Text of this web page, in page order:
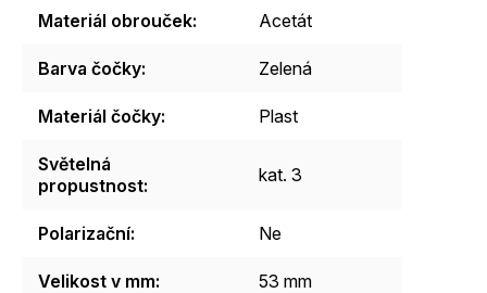
Materiál obrouček: Acetát
Barva čočky: Zelená
Materiál čočky: Plast
Světelná
propustnost: kat. 3
Polarizační: Ne
Velikost v mm: 53 mm